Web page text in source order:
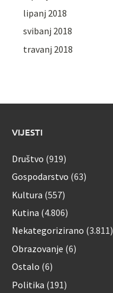
lipanj 2018
svibanj 2018
travanj 2018
VIJESTI
Društvo (919)
Gospodarstvo (63)
Kultura (557)
Kutina (4.806)
Nekategorizirano (3.811)
Obrazovanje (6)
Ostalo (6)
Politika (191)